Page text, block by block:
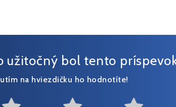
užitočný bol tento
na hviezdičku ho hodnotíte!